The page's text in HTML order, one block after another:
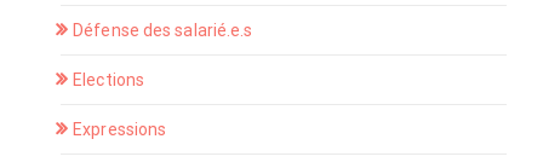
Défense des salarié.e.s
Elections
Expressions